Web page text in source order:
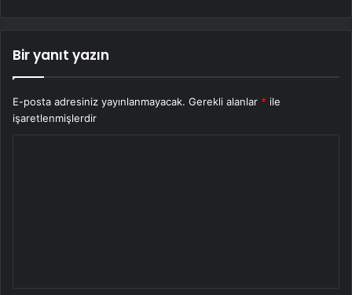
Bir yanıt yazın
E-posta adresiniz yayınlanmayacak. Gerekli alanlar * ile
işaretlenmişlerdir